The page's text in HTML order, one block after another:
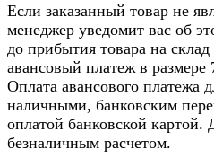
Если заказанный товар не
менеджер уведомит вас об
до прибытия товара на склад
авансовый платеж в размере
Оплата авансового платежа
наличными, банковским
оплатой банковской
безналичным расчетом.